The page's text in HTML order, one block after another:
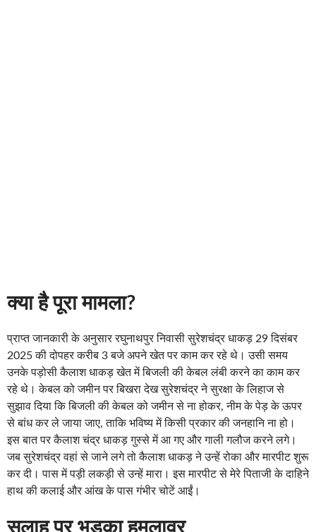
क्या है पूरा मामला?
प्राप्त जानकारी के अनुसार रघुनाथपुर निवासी सुरेशचंद्र धाकड़ 29 दिसंबर
2025 की दोपहर करीब 3 बजे अपने खेत पर काम कर रहे थे। उसी समय
उनके पड़ोसी कैलाश धाकड़ खेत में बिजली की केबल लंबी करने का काम कर
रहे थे। केबल को जमीन पर बिखरा देख सुरेशचंद्र ने सुरक्षा के लिहाज से
सुझाव दिया कि बिजली की केबल को जमीन से ना होकर, नीम के पेड़ के ऊपर
से बांध कर ले जाया जाए, ताकि भविष्य में किसी प्रकार की जनहानि ना हो।
इस बात पर कैलाश चंद्र धाकड़ गुस्से में आ गए और गाली गलौज करने लगे।
जब सुरेशचंद्र वहां से जाने लगे तो कैलाश धाकड़ ने उन्हें रोका और मारपीट शुरू
कर दी। पास में पड़ी लकड़ी से उन्हें मारा। इस मारपीट से मेरे पिताजी के दाहिने
हाथ की कलाई और आंख के पास गंभीर चोटें आईं।